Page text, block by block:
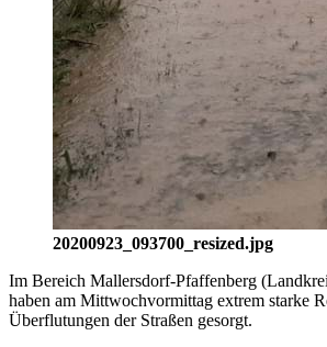
20200923_093700_resized.jpg
Im Bereich Mallersdorf-Pfaffenberg
haben am Mittwochvormittag extrem starke
Überflutungen der Straßen gesorgt.